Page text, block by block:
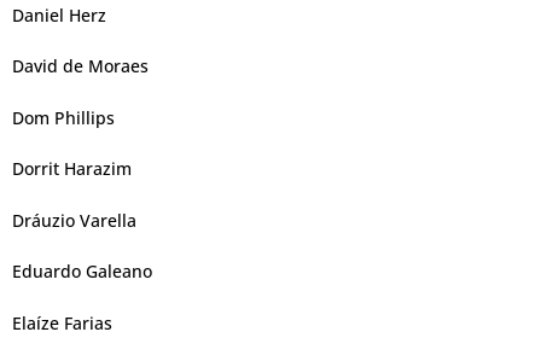
Daniel Herz
David de Moraes
Dom Phillips
Dorrit Harazim
Dráuzio Varella
Eduardo Galeano
Elaíze Farias